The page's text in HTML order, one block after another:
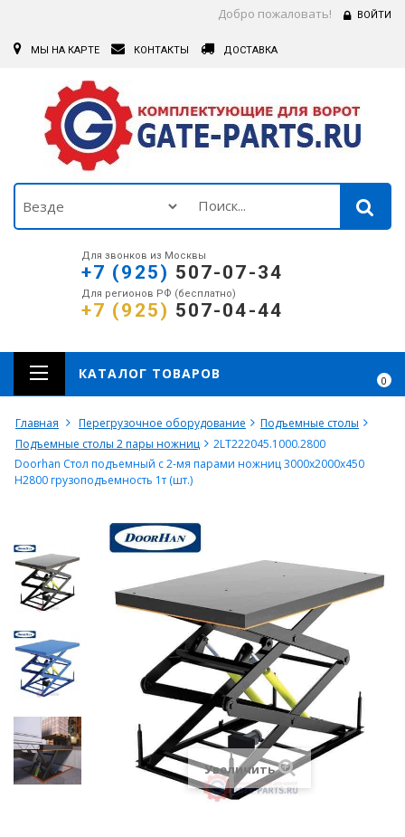
Добро пожаловать! ВОЙТИ
МЫ НА КАРТЕ КОНТАКТЫ ДОСТАВКА
Для звонков из Москвы
+7 (925) 507-07-34
Для регионов РФ (бесплатно)
+7 (925) 507-04-44
0
КАТАЛОГ ТОВАРОВ
Главная Перегрузочное оборудование
Подъемные столы
Подъемные столы 2 пары ножниц
2LT222045.1000.2800
Doorhan Стол подъемный с 2-мя парами ножниц 3000х2000х450
H2800 грузоподъемность 1т (шт.)
Увеличить